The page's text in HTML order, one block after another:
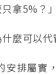
拿5%？」
麼可以代
安排屬實